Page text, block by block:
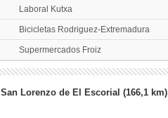
Laboral Kutxa
Bicicletas Rodriguez-Extremadura
Supermercados Froiz
Lorenzo de El Escorial (166,1 km)